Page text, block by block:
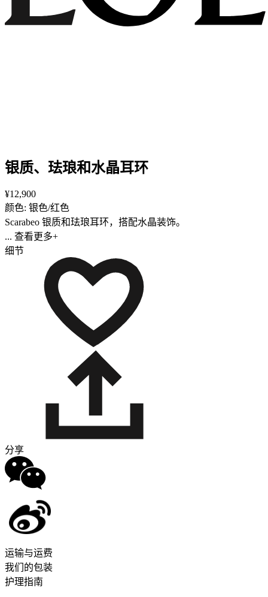
银质、珐琅和水晶耳环
¥12,900
颜色: 银色/红色
Scarabeo 银质和珐琅耳环，搭配水晶装饰。
... 查看更多+
细节
分享
运输与运费
我们的包装
护理指南